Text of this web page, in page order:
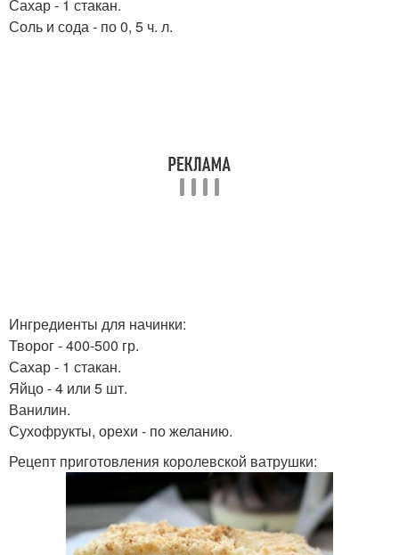
Сахар - 1 стакан.
Соль и сода - по 0, 5 ч. л.
Ингредиенты для начинки:
Творог - 400-500 гр.
Сахар - 1 стакан.
Яйцо - 4 или 5 шт.
Ванилин.
Сухофрукты, орехи - по желанию.
Рецепт приготовления королевской ватрушки: